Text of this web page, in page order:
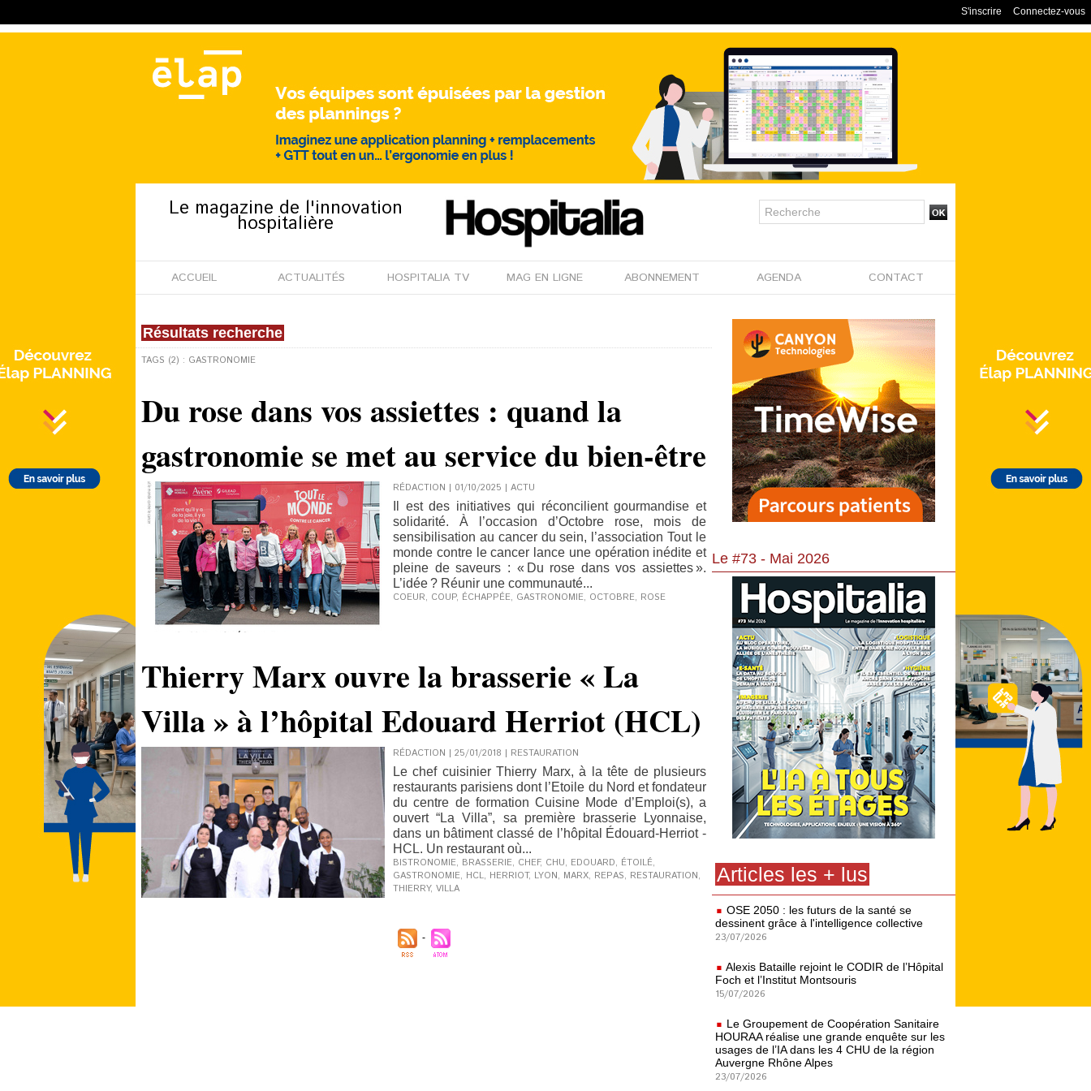
Connectez-vous
S'inscrire
Le magazine de l'innovation
hospitalière
ACCUEIL ACTUALITÉS HOSPITALIA TV MAG EN LIGNE ABONNEMENT AGENDA CONTACT
Résultats recherche
TAGS (2) : GASTRONOMIE
Du rose dans vos assiettes : quand la
gastronomie se met au service du bien-être
RÉDACTION | 01/10/2025 | ACTU
Il est des initiatives qui réconcilient gourmandise et
solidarité. À l’occasion d’Octobre rose, mois de
sensibilisation au cancer du sein, l’association Tout le
monde contre le cancer lance une opération inédite et
pleine de saveurs : « Du rose dans vos assiettes ».
L’idée ? Réunir une communauté...
COEUR, COUP, ÉCHAPPÉE, GASTRONOMIE, OCTOBRE, ROSE
Thierry Marx ouvre la brasserie « La
Villa » à l’hôpital Edouard Herriot (HCL)
RÉDACTION | 25/01/2018 | RESTAURATION
Le chef cuisinier Thierry Marx, à la tête de plusieurs
restaurants parisiens dont l’Etoile du Nord et fondateur
du centre de formation Cuisine Mode d’Emploi(s), a
ouvert “La Villa”, sa première brasserie Lyonnaise,
dans un bâtiment classé de l’hôpital Édouard-Herriot -
HCL. Un restaurant où...
BISTRONOMIE, BRASSERIE, CHEF, CHU, EDOUARD, ÉTOILÉ,
GASTRONOMIE, HCL, HERRIOT, LYON, MARX, REPAS, RESTAURATION,
THIERRY, VILLA
Le #73 - Mai 2026
Articles les + lus
OSE 2050 : les futurs de la santé se
dessinent grâce à l'intelligence collective
23/07/2026
Alexis Bataille rejoint le CODIR de l’Hôpital
Foch et l’Institut Montsouris
15/07/2026
Le Groupement de Coopération Sanitaire
HOURAA réalise une grande enquête sur les
usages de l’IA dans les 4 CHU de la région
Auvergne Rhône Alpes
23/07/2026